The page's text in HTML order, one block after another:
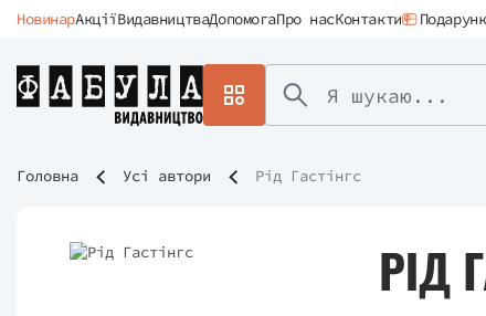
НовинарАкціїВидавництваДопомогаПро насКонтакти
Головна Усі автори Рід Гастінгс
РІД